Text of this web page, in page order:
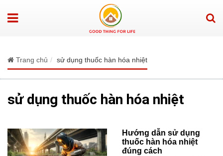
Trang chủ sử dụng thuốc hàn hóa nhiệt
sử dụng thuốc hàn hóa nhiệt
Hướng dẫn sử dụng
thuốc hàn hóa nhiệt
đúng cách